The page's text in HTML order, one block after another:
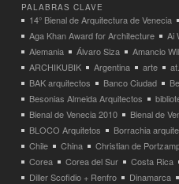
PALABRAS CLAVE
14° Bienal de Arquitectura de Venecia
Aga Khan Award for Architecture
Ai
Alemania
Álvaro Siza Amancio
ARCHIKUBIK
Argentina arte
BAK arquitectos
Banco Ciudad
Besonias Almeida Arquitectos
Bienal de Venecia 2010
Bienal de
BLOCO Arquitetos
Borrachia
Chile
China Christian de
Corea
Corea del Sur Costa Rica
Diller Scofidio + Renfro
Dinamarca